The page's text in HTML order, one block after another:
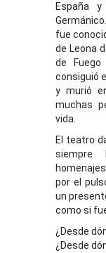
España
fue
de Leona
de
consiguió
y murió
muchas
vida.
El teatro
siempre
por el
un
como si
¿Desde
¿Desde